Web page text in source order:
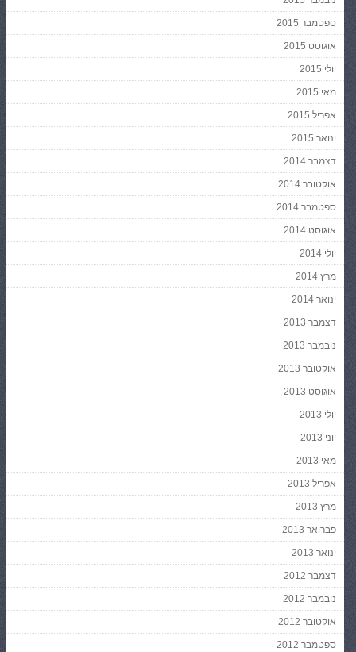
ספטמבר 2015
אוגוסט 2015
יולי 2015
מאי 2015
אפריל 2015
ינואר 2015
דצמבר 2014
אוקטובר 2014
ספטמבר 2014
אוגוסט 2014
יולי 2014
מרץ 2014
ינואר 2014
דצמבר 2013
נובמבר 2013
אוקטובר 2013
אוגוסט 2013
יולי 2013
יוני 2013
מאי 2013
אפריל 2013
מרץ 2013
פברואר 2013
ינואר 2013
דצמבר 2012
נובמבר 2012
אוקטובר 2012
ספטמבר 2012